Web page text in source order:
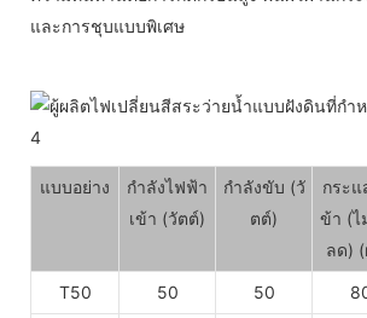
และการชุบแบบพิเศษ
แบบอย่าง
กำลังไฟฟ้า
เข้า (วัตต์)
กำลังขับ (วั
ตต์)
กระแ
ข้า (ไ
ลด)
T50 50 50